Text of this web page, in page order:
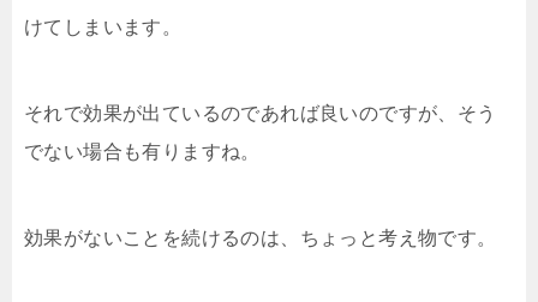
けてしまいます。
それで効果が出ているのであれば良いのですが、そう
でない場合も有りますね。
効果がないことを続けるのは、ちょっと考え物です。